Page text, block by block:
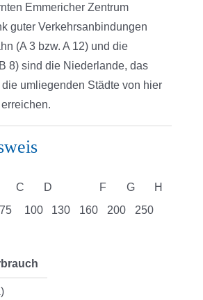
Emmericher Zentrum
guter Verkehrsanbindungen
(A 3 bzw. A 12) und die
8) sind die Niederlande, das
umliegenden Städte von hier
75
C
100
D
130
160
F
200
G
250
H